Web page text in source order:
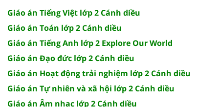
Giáo án Tiếng Việt lớp 2 Cánh diều
Giáo án Toán lớp 2 Cánh diều
Giáo án Tiếng Anh lớp 2 Explore Our World
Giáo án Đạo đức lớp 2 Cánh diều
Giáo án Hoạt động trải nghiệm lớp 2 Cánh diều
Giáo án Tự nhiên và xã hội lớp 2 Cánh diều
Giáo án Âm nhạc lớp 2 Cánh diều